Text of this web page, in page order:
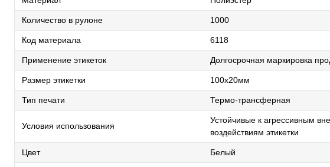
Количество в рулоне 1000
Код материала 6118
Применение этикеток Долгосрочная маркировка
Размер этикетки 100х20мм
Тип печати Термо-трансферная
Условия использования
Устойчивые к агрессивным
воздействиям этикетки
Цвет Белый